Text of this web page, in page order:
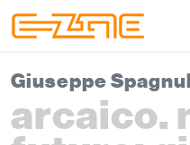
Giuseppe
arcaico.